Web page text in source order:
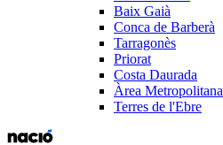
Baix Gaià
Conca de Barberà
Tarragonès
Priorat
Costa Daurada
Àrea Metropolitana
Terres de l'Ebre